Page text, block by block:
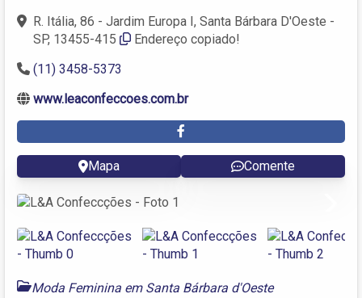
R. Itália, 86 - Jardim Europa I, Santa Bárbara D'Oeste -
SP, 13455-415
Endereço copiado!
(11) 3458-5373
www.leaconfeccoes.com.br
Mapa Comente
Next
Moda Feminina em Santa Bárbara d'Oeste